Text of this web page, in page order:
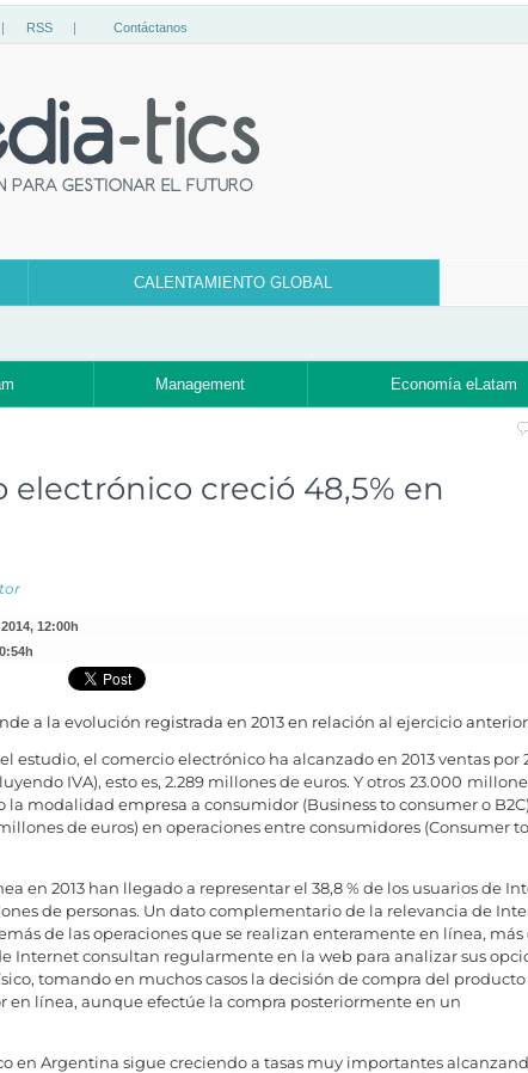
| RSS | Contáctanos
CALENTAMIENTO GLOBAL
Management Economía eLatam
electrónico creció 48,5% en
, 12:00h
a la evolución registrada en 2013 en relación al ejercicio
estudio, el comercio electrónico ha alcanzado en 2013 ventas por
IVA), esto es, 2.289 millones de euros. Y otros 23.000
la modalidad empresa a consumidor (Business to consumer o B2C)
de euros) en operaciones entre consumidores (Consumer to
en 2013 han llegado a representar el 38,8 % de los usuarios de
de personas. Un dato complementario de la relevancia de
de las operaciones que se realizan enteramente en línea, más
Internet consultan regularmente en la web para analizar sus
tomando en muchos casos la decisión de compra del producto
en línea, aunque efectúe la compra posteriormente en un
en Argentina sigue creciendo a tasas muy importantes